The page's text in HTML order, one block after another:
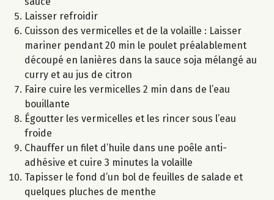
Laisser refroidir
Cuisson des vermicelles et de la volaille : Laisser
mariner pendant 20 min le poulet préalablement
découpé en lanières dans la sauce soja mélangé au
curry et au jus de citron
Faire cuire les vermicelles 2 min dans de l’eau
bouillante
Égoutter les vermicelles et les rincer sous l’eau
froide
Chauffer un filet d’huile dans une poêle anti-
adhésive et cuire 3 minutes la volaille
Tapisser le fond d’un bol de feuilles de salade et
quelques pluches de menthe